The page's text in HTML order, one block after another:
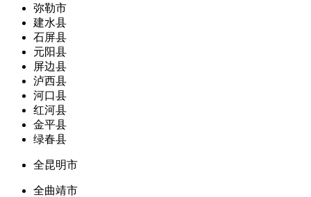
弥勒市
建水县
石屏县
元阳县
屏边县
泸西县
河口县
红河县
金平县
绿春县
全昆明市
全曲靖市